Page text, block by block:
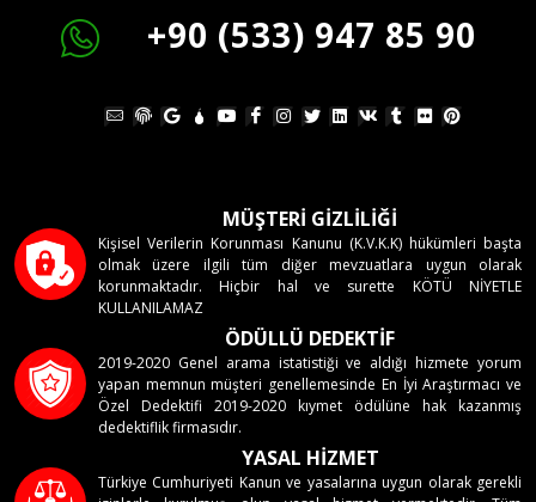
+90 (533) 947 85 90
MÜŞTERİ GİZLİLİĞİ
Kişisel Verilerin Korunması Kanunu (K.V.K.K) hükümleri başta
olmak üzere ilgili tüm diğer mevzuatlara uygun olarak
korunmaktadır. Hiçbir hal ve surette KÖTÜ NİYETLE
KULLANILAMAZ
ÖDÜLLÜ DEDEKTİF
2019-2020 Genel arama istatistiği ve aldığı hizmete yorum
yapan memnun müşteri genellemesinde En İyi Araştırmacı ve
Özel Dedektifi 2019-2020 kıymet ödülüne hak kazanmış
dedektiflik firmasıdır.
YASAL HİZMET
Türkiye Cumhuriyeti Kanun ve yasalarına uygun olarak gerekli